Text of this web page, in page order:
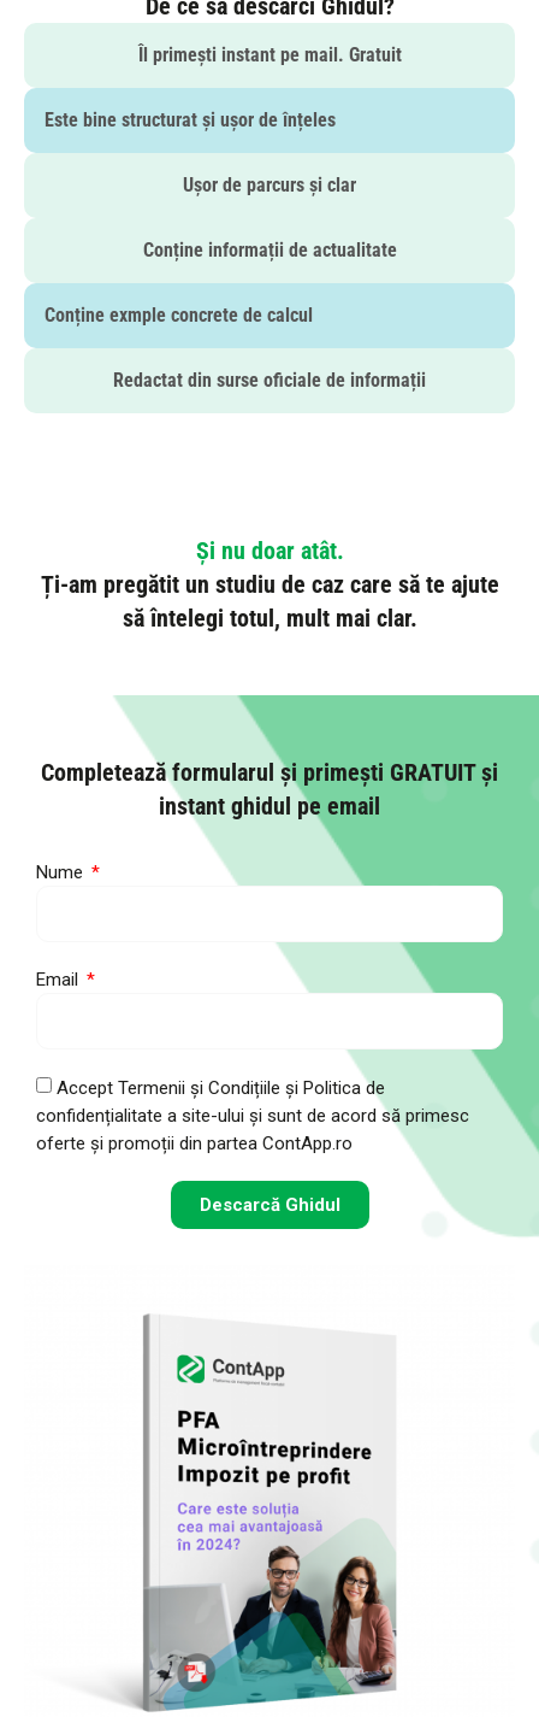
De ce să descarci Ghidul?
Îl primești instant pe mail. Gratuit
Este bine structurat și ușor de înțeles
Ușor de parcurs și clar
Conține informații de actualitate
Conține exmple concrete de calcul
Redactat din surse oficiale de informații
Și nu doar atât.
Ți-am pregătit un studiu de caz care să te ajute
să întelegi totul, mult mai clar.
Completează formularul și primești GRATUIT și
instant ghidul pe email
Nume
Email
Accept Termenii și Condițiile și Politica de
confidențialitate a site-ului și sunt de acord să primesc
oferte și promoții din partea ContApp.ro
Descarcă Ghidul